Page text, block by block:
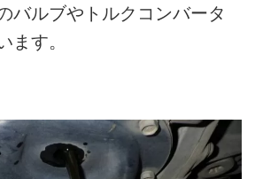
バルブやトルクコンバータ
ます。